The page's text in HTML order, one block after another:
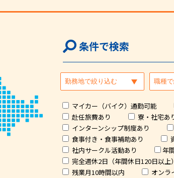
条件で検索
マイカー（バイク）通勤可能
赴任旅費あり
寮・社宅あ
インターンシップ制度あり
食事付き・食事補助あり
社内サークル活動あり
年
完全週休2日（年間休日120日以上）
残業月10時間以内
オンラ